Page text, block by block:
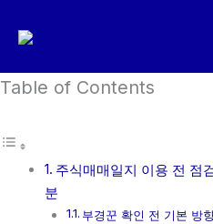
로
너
Table of Contents
주식매매일지 이용 전 점
분
부경꾼 확인 전 기본 방